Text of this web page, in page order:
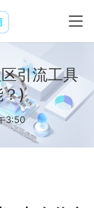
引流工具
？)
3:50